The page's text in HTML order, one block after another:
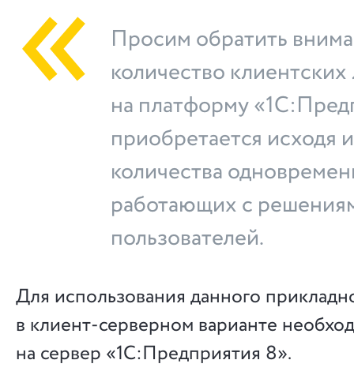
Просим обратить
количество
на платформу
приобретается исходя
количества
работающих с
пользователей.
Для использования данного
в клиент-серверном варианте
на сервер «1С:Предприятия 8».